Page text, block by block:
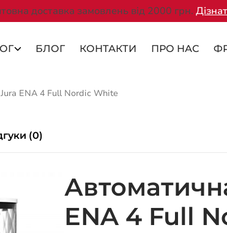
доставка замовлень від 2000 грн.
БЛОГ КОНТАКТИ ПРО НАС
ENA 4 Full Nordic White
(0)
ENA 4 Full